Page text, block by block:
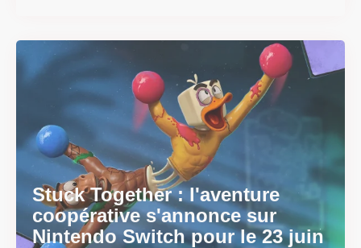
Stuck Together : l'aventure
coopérative s'annonce sur
Nintendo Switch pour le 23 juin